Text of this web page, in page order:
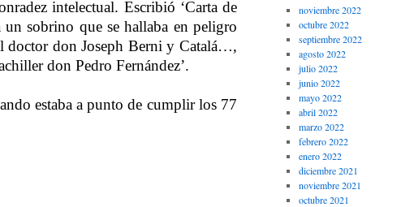
intelectual. Escribió ‘Carta de
un sobrino que se hallaba en peligro
doctor don Joseph Berni y Catalá…,
don Pedro Fernández’.
estaba a punto de cumplir los 77
noviembre 2022
octubre 2022
septiembre 2022
agosto 2022
julio 2022
junio 2022
mayo 2022
abril 2022
marzo 2022
febrero 2022
enero 2022
diciembre 2021
noviembre 2021
octubre 2021